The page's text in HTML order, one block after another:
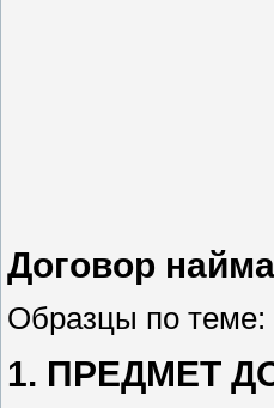
Договор
Образцы по теме:
1. ПРЕДМЕТ